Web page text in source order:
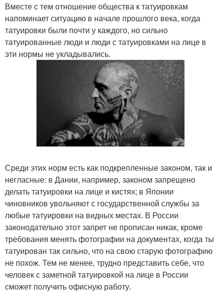
Вместе с тем отношение общества к татуировкам
напоминает ситуацию в начале прошлого века, когда
татуировки были почти у каждого, но сильно
татуированные люди и люди с татуировками на лице в
эти нормы не укладывались.
Среди этих норм есть как подкрепленные законом, так и
негласные: в Дании, например, законом запрещено
делать татуировки на лице и кистях; в Японии
чиновников увольняют с государственной службы за
любые татуировки на видных местах. В России
законодательно этот запрет не прописан никак, кроме
требования менять фотографии на документах, когда ты
татуирован так сильно, что на свою старую фотографию
не похож. Тем не менее, трудно представить себе, что
человек с заметной татуировкой на лице в России
сможет получить офисную работу.